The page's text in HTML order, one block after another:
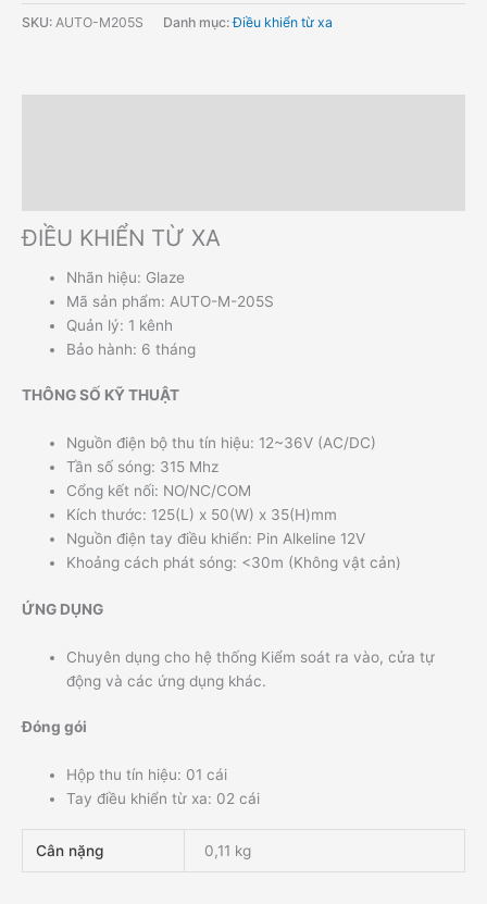
SKU: AUTO-M205S Danh mục:Điều khiển từ xa
ĐIỀU KHIỂN TỪ XA
Nhãn hiệu: Glaze
Mã sản phẩm: AUTO-M-205S
Quản lý: 1 kênh
Bảo hành: 6 tháng
THÔNG SỐ KỸ THUẬT
Nguồn điện bộ thu tín hiệu: 12~36V (AC/DC)
Tần số sóng: 315 Mhz
Cổng kết nối: NO/NC/COM
Kích thước: 125(L) x 50(W) x 35(H)mm
Nguồn điện tay điều khiển: Pin Alkeline 12V
Khoảng cách phát sóng: <30m (Không vật cản)
ỨNG DỤNG
Chuyên dụng cho hệ thống Kiểm soát ra vào, cửa tự
động và các ứng dụng khác.
Đóng gói
Hộp thu tín hiệu: 01 cái
Tay điều khiển từ xa: 02 cái
Cân nặng 0,11 kg